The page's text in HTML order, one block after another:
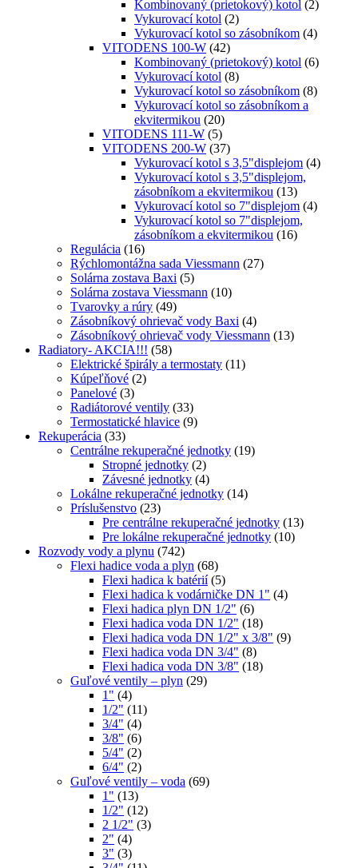
Kombinovaný (prietokový) kotol (2)
Vykurovací kotol (2)
Vykurovací kotol so zásobníkom (4)
VITODENS 100-W (42)
Kombinovaný (prietokový) kotol (6)
Vykurovací kotol (8)
Vykurovací kotol so zásobníkom (8)
Vykurovací kotol so zásobníkom a
ekvitermikou (20)
VITODENS 111-W (5)
VITODENS 200-W (37)
Vykurovací kotol s 3,5"displejom (4)
Vykurovací kotol s 3,5"displejom,
zásobníkom a ekvitermikou (13)
Vykurovací kotol so 7"displejom (4)
Vykurovací kotol so 7"displejom,
zásobníkom a ekvitermikou (16)
Regulácia (16)
Rýchlomontážna sada Viessmann (27)
Solárna zostava Baxi (5)
Solárna zostava Viessmann (10)
Tvarovky a rúry (49)
Zásobníkový ohrievač vody Baxi (4)
Zásobníkový ohrievač vody Viessmann (13)
Radiatory- AKCIA!!! (58)
Elektrické špirály a termostaty (11)
Kúpeľňové (2)
Panelové (3)
Radiátorové ventily (33)
Termostatické hlavice (9)
Rekuperácia (33)
Centrálne rekuperačné jednotky (19)
Stropné jednotky (2)
Závesné jednotky (4)
Lokálne rekuperačné jednotky (14)
Príslušenstvo (23)
Pre centrálne rekuperačné jednotky (13)
Pre lokálne rekuperačné jednotky (10)
Rozvody vody a plynu (742)
Flexi hadice voda a plyn (68)
Flexi hadica k batérií (5)
Flexi hadica k vodárničke DN 1" (4)
Flexi hadica plyn DN 1/2" (6)
Flexi hadica voda DN 1/2" (18)
Flexi hadica voda DN 1/2" x 3/8" (9)
Flexi hadica voda DN 3/4" (8)
Flexi hadica voda DN 3/8" (18)
Guľové ventily – plyn (29)
1" (4)
1/2" (11)
3/4" (4)
3/8" (6)
5/4" (2)
6/4" (2)
Guľové ventily – voda (69)
1" (13)
1/2" (12)
2 1/2" (3)
2" (4)
3" (3)